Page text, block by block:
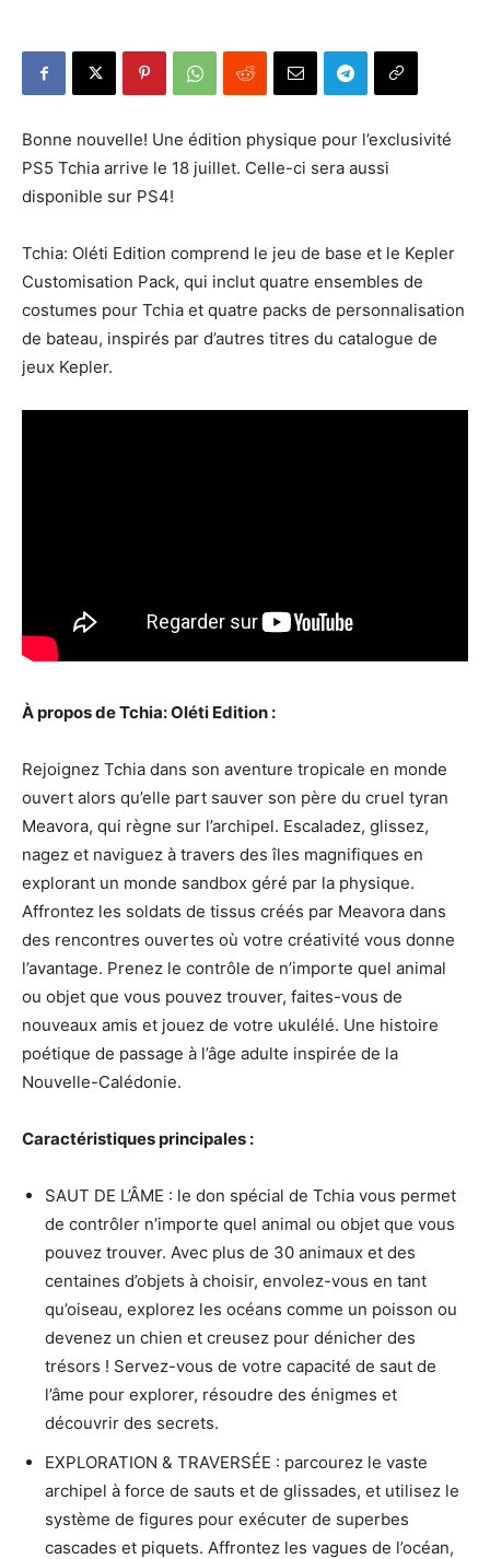
Bonne nouvelle! Une édition physique pour l’exclusivité
PS5 Tchia arrive le 18 juillet. Celle-ci sera aussi
disponible sur PS4!
Tchia: Oléti Edition comprend le jeu de base et le Kepler
Customisation Pack, qui inclut quatre ensembles de
costumes pour Tchia et quatre packs de personnalisation
de bateau, inspirés par d’autres titres du catalogue de
jeux Kepler.
À propos de Tchia: Oléti Edition :
Rejoignez Tchia dans son aventure tropicale en monde
ouvert alors qu’elle part sauver son père du cruel tyran
Meavora, qui règne sur l’archipel. Escaladez, glissez,
nagez et naviguez à travers des îles magnifiques en
explorant un monde sandbox géré par la physique.
Affrontez les soldats de tissus créés par Meavora dans
des rencontres ouvertes où votre créativité vous donne
l’avantage. Prenez le contrôle de n’importe quel animal
ou objet que vous pouvez trouver, faites-vous de
nouveaux amis et jouez de votre ukulélé. Une histoire
poétique de passage à l’âge adulte inspirée de la
Nouvelle-Calédonie.
Caractéristiques principales :
SAUT DE L’ÂME : le don spécial de Tchia vous permet
de contrôler n’importe quel animal ou objet que vous
pouvez trouver. Avec plus de 30 animaux et des
centaines d’objets à choisir, envolez-vous en tant
qu’oiseau, explorez les océans comme un poisson ou
devenez un chien et creusez pour dénicher des
trésors ! Servez-vous de votre capacité de saut de
l’âme pour explorer, résoudre des énigmes et
découvrir des secrets.
EXPLORATION & TRAVERSÉE : parcourez le vaste
archipel à force de sauts et de glissades, et utilisez le
système de figures pour exécuter de superbes
cascades et piquets. Affrontez les vagues de l’océan,